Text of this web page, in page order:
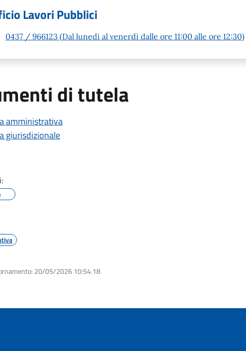
Lavori Pubblici
0437 / 966123 (Dal lunedì al venerdì dalle ore 11:00 alle ore 12:30)
di tutela
amministrativa
giurisdizionale
20/05/2026 10:54.18